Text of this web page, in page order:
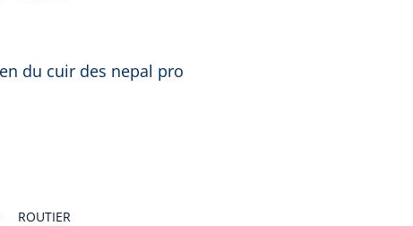
du cuir des nepal pro
ROUTIER